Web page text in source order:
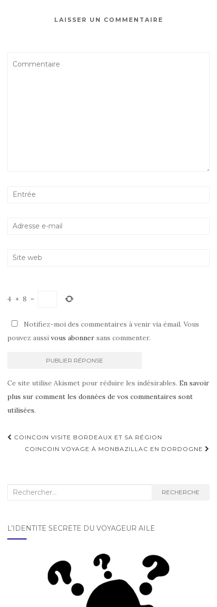
LAISSER UN COMMENTAIRE
4 + 8 =
Notifiez-moi des commentaires à venir via émail. Vous
pouvez aussi vous abonner sans commenter.
Ce site utilise Akismet pour réduire les indésirables. En savoir
plus sur comment les données de vos commentaires sont
utilisées.
Navigation d'article
COINCOIN VISITE BORDEAUX ET SA RÉGION
COINCOIN VOYAGE À MONBAZILLAC EN DORDOGNE
Recherche : RECHERCHE
L’IDENTITÉ SECRÈTE DU VOYAGEUR AILÉ